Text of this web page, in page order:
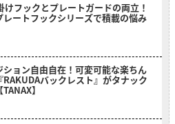
けフックとプレートガードの両立！
レートフックシリーズで積載の悩み
ション自由自在！可変可能な楽ちん
バックレスト』がタナック
】